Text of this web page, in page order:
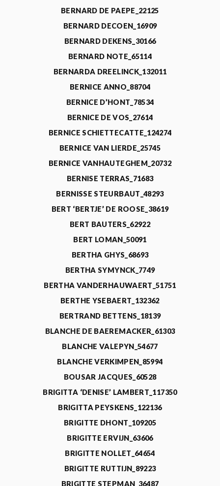
BERNARD DE PAEPE_22125
BERNARD DECOEN_16909
BERNARD DEKENS_30166
BERNARD NOTE_65114
BERNARDA DREELINCK_132011
BERNICE ANNO_88704
BERNICE D’HONT_78534
BERNICE DE VOS_27614
BERNICE SCHIETTECATTE_124274
BERNICE VAN LIERDE_25745
BERNICE VANHAUTEGHEM_20732
BERNISE TERRAS_71683
BERNISSE STEURBAUT_48293
BERT ‘BERTJE’ DE ROOSE_38619
BERT BAUTERS_62922
BERT LOMAN_50091
BERTHA GHYS_68693
BERTHA SYMYNCK_7749
BERTHA VANDERHAUWAERT_51751
BERTHE YSEBAERT_132362
BERTRAND BETTENS_18139
BLANCHE DE BAEREMACKER_61303
BLANCHE VALEPYN_54677
BLANCHE VERKIMPEN_85994
BOUSAR JACQUES_60528
BRIGITTA ‘DENISE’ LAMBERT_117350
BRIGITTA PEYSKENS_122136
BRIGITTE DHONT_109205
BRIGITTE ERVIJN_63606
BRIGITTE NOLLET_64654
BRIGITTE RUTTIJN_89223
BRIGITTE STEPMAN_36487